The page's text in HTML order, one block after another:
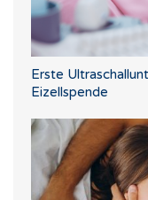
Erste
Eizellspende